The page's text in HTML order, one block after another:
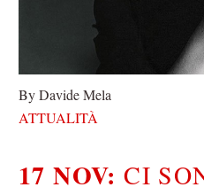
By Davide Mela
ATTUALITÀ
17 NOV:CI